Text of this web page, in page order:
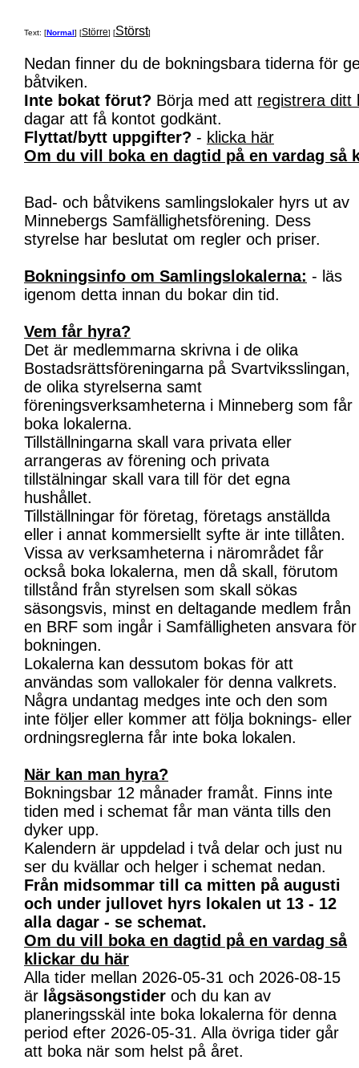
Text: [Normal] [Större] [Störst]
Nedan finner du de bokningsbara tiderna för
båtviken.
Inte bokat förut? Börja med att registrera ditt
dagar att få kontot godkänt.
Flyttat/bytt uppgifter? - klicka här
Om du vill boka en dagtid på en vardag så
Bad- och båtvikens samlingslokaler hyrs ut av
Minnebergs Samfällighetsförening. Dess
styrelse har beslutat om regler och priser.
Bokningsinfo om Samlingslokalerna: - läs
igenom detta innan du bokar din tid.
Vem får hyra?
Det är medlemmarna skrivna i de olika
Bostadsrättsföreningarna på Svartviksslingan,
de olika styrelserna samt
föreningsverksamheterna i Minneberg som får
boka lokalerna.
Tillställningarna skall vara privata eller
arrangeras av förening och privata
tillstälningar skall vara till för det egna
hushållet.
Tillställningar för företag, företags anställda
eller i annat kommersiellt syfte är inte tillåten.
Vissa av verksamheterna i närområdet får
också boka lokalerna, men då skall, förutom
tillstånd från styrelsen som skall sökas
säsongsvis, minst en deltagande medlem från
en BRF som ingår i Samfälligheten ansvara för
bokningen.
Lokalerna kan dessutom bokas för att
användas som vallokaler för denna valkrets.
Några undantag medges inte och den som
inte följer eller kommer att följa boknings- eller
ordningsreglerna får inte boka lokalen.
När kan man hyra?
Bokningsbar 12 månader framåt. Finns inte
tiden med i schemat får man vänta tills den
dyker upp.
Kalendern är uppdelad i två delar och just nu
ser du kvällar och helger i schemat nedan.
Från midsommar till ca mitten på augusti
och under jullovet hyrs lokalen ut 13 - 12
alla dagar - se schemat.
Om du vill boka en dagtid på en vardag så
klickar du här
Alla tider mellan 2026-05-31 och 2026-08-15
är lågsäsongstider och du kan av
planeringsskäl inte boka lokalerna för denna
period efter 2026-05-31. Alla övriga tider går
att boka när som helst på året.